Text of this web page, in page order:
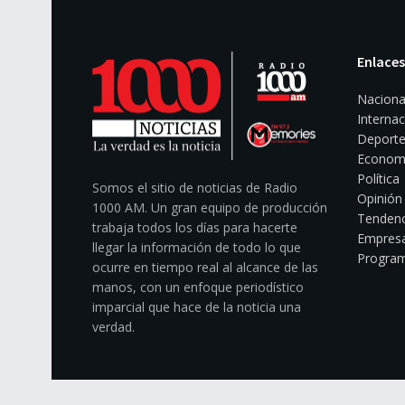
Somos el sitio de noticias de Radio
1000 AM. Un gran equipo de producción
trabaja todos los días para hacerte
llegar la información de todo lo que
ocurre en tiempo real al alcance de las
manos, con un enfoque periodístico
imparcial que hace de la noticia una
verdad.
Política
Opinión